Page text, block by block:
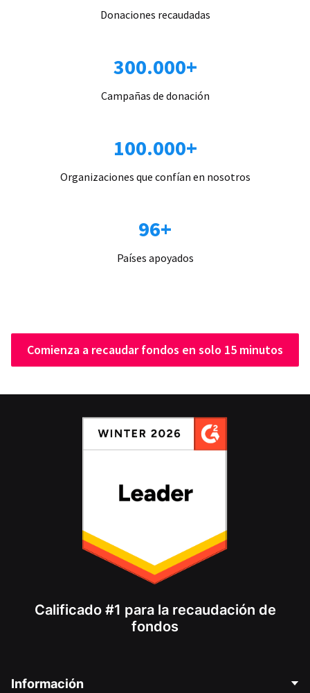
Donaciones recaudadas
300.000+
Campañas de donación
100.000+
Organizaciones que confían en nosotros
96+
Países apoyados
Comienza a recaudar fondos en solo 15 minutos
Calificado #1 para la recaudación de
fondos
Información